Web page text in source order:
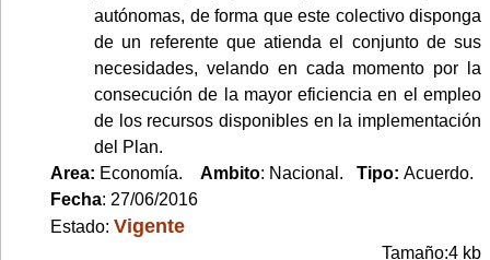
autónomas, de forma que este colectivo disponga
de un referente que atienda el conjunto de sus
necesidades, velando en cada momento por la
consecución de la mayor eficiencia en el empleo
de los recursos disponibles en la implementación
del Plan.
Area: Economía. Ambito: Nacional. Tipo: Acuerdo.
Fecha: 27/06/2016
Estado: Vigente
Tamaño:4 kb